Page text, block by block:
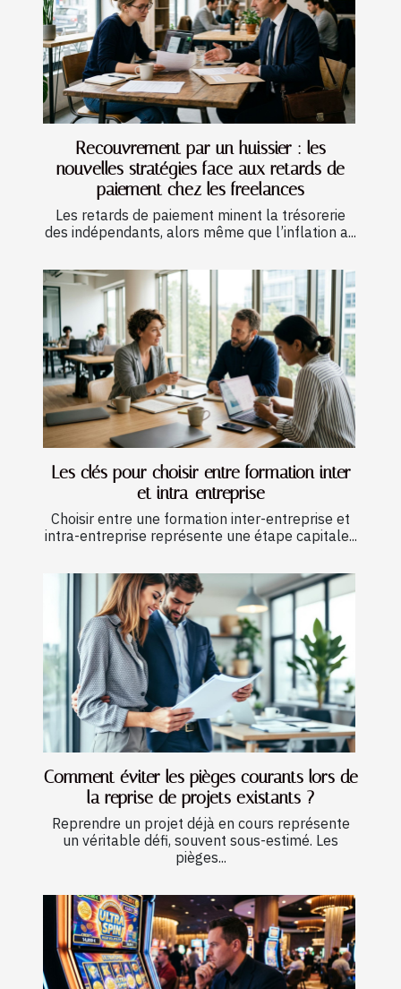
Recouvrement par un huissier : les
nouvelles stratégies face aux retards de
paiement chez les freelances
Les retards de paiement minent la trésorerie
des indépendants, alors même que l’inflation a...
Les clés pour choisir entre formation inter
et intra-entreprise
Choisir entre une formation inter-entreprise et
intra-entreprise représente une étape capitale...
Comment éviter les pièges courants lors de
la reprise de projets existants ?
Reprendre un projet déjà en cours représente
un véritable défi, souvent sous-estimé. Les
pièges...